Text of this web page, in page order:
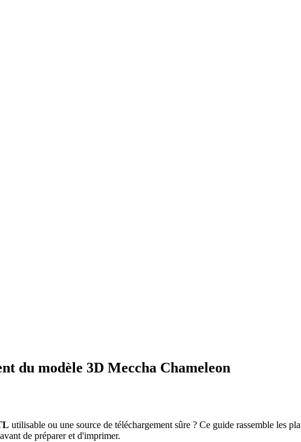
du modèle 3D Meccha Chameleon
utilisable ou une source de téléchargement sûre ? Ce guide rassemble les
de préparer et d'imprimer.